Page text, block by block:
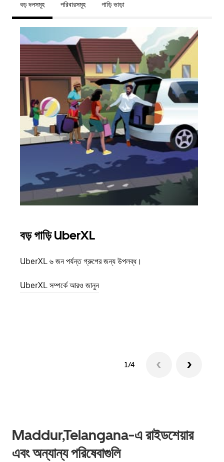
বড় দলসমূহ পরিবারসমূহ গাড়ি ভাড়া
বড় গাড়ি UberXL
UberXL ৬ জন পর্যন্ত গ্রুপের জন্য উপলব্ধ।
UberXL সম্পর্কে আরও জানুন
1/4
Maddur,Telangana-এ রাইডশেয়ার
এবং অন্যান্য পরিষেবাগুলি